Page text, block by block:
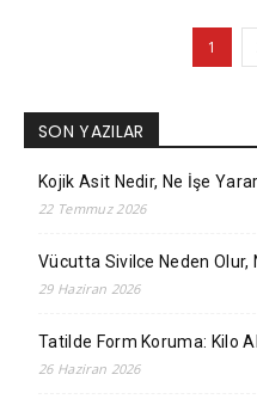
1
SON YAZILAR
Kojik Asit Nedir, Ne İşe
22 Temmuz 2026
Vücutta Sivilce Neden Olur,
29 Haziran 2026
Tatilde Form Koruma: Kilo
26 Haziran 2026